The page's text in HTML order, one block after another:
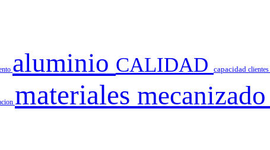
aluminio CALIDAD capacidad clientes
materiales mecanizado